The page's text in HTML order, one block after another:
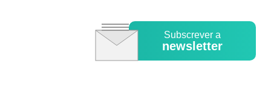
Subscrever a
newsletter